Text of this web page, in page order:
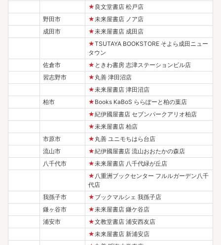
★ 良文堂書店 松戸店
野田市
★未来屋書店 ノア店
成田市
★未来屋書店 成田店
★TSUTAYA BOOKSTORE そよら成田ニュー
タウン
佐倉市
★ ときわ書房 志津ステーションビル店
習志野市
★ 丸善 津田沼店
★未来屋書店 津田沼店
柏市
★ Books KaBoS ららぽーと柏の葉店
★紀伊國屋書店 セブンパークアリオ柏店
★未来屋書店 柏店
市原市
★ 丸善 ユニモちはら台店
流山市
★紀伊國屋書店 流山おおたかの森店
八千代市
★未来屋書店 八千代緑が丘店
★ 八重洲ブックセンター フルルガーデン八千
代店
我孫子市
★ ブックマルシェ 我孫子店
鎌ヶ谷市
★未来屋書店 鎌ケ谷店
浦安市
★文教堂書店 浦安西友店
★未来屋書店 新浦安店